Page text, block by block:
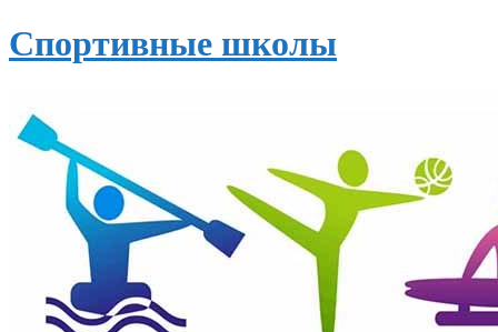
Спортивные школы